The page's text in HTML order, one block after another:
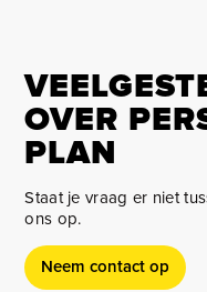
OVER
PLAN
Staat je vraag er niet
ons op.
Neem contact op